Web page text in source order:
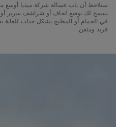
ستلاحظ أن باب غسالة شركة ميديا أوسع
يسمح لك بوضع لحاف أو شراشف سرير أو
في الحمام أو المطبخ بشكل جذاب
فريد ومتقن.